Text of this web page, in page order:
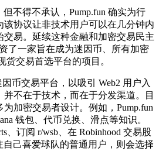
但不得不承认，Pump.fun 确实为行
该协议让非技术用户可以在几分钟内
交易。延续这种金融和加密交易民主
了一家旨在成为迷因币、所有加密
货交易首选平台的项目。
币交易平台，以吸引 Web2 用户入
不在于技术，而在于分发渠道。目
加密交易者设计。例如，Pump.fun
钱包、代币兑换、滑点等知识。
、订阅 r/wsb、在 Robinhood 交易股
自己喜爱球队的普通用户，则会选择